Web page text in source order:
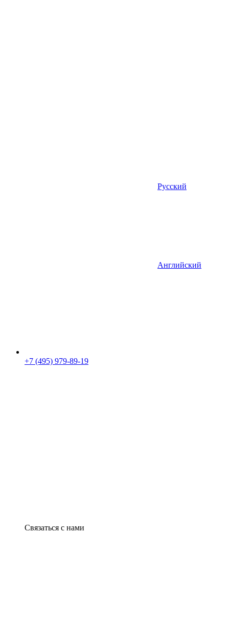
Русский
Английский
+7 (495) 979-89-19
Связаться с нами